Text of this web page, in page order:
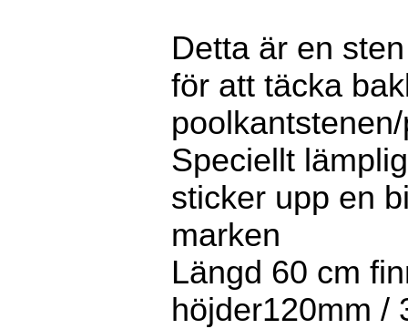
Detta är en
för att täcka
Speciellt
sticker upp en
marken
Längd 60 cm
höjder120mm /